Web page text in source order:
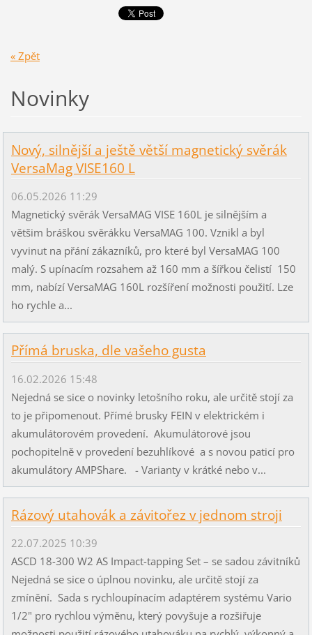
« Zpět
Novinky
Nový, silnější a ještě větší magnetický svěrák
VersaMag VISE160 L
06.05.2026 11:29
Magnetický svěrák VersaMAG VISE 160L je silnějším a
většim bráškou svěrákku VersaMAG 100. Vznikl a byl
vyvinut na přání zákazníků, pro které byl VersaMAG 100
malý. S upínacím rozsahem až 160 mm a šířkou čelistí 150
mm, nabízí VersaMAG 160L rozšíření možnosti použití. Lze
ho rychle a...
Přímá bruska, dle vašeho gusta
16.02.2026 15:48
Nejedná se sice o novinky letošního roku, ale určitě stojí za
to je připomenout. Přímé brusky FEIN v elektrickém i
akumulátorovém provedení. Akumulátorové jsou
pochopitelně v provedení bezuhlíkové a s novou paticí pro
akumulátory AMPShare. - Varianty v krátké nebo v...
Rázový utahovák a závitořez v jednom stroji
22.07.2025 10:39
ASCD 18-300 W2 AS Impact-tapping Set – se sadou závitníků
Nejedná se sice o úplnou novinku, ale určitě stojí za
zmínění. Sada s rychloupínacím adaptérem systému Vario
1/2" pro rychlou výměnu, který povyšuje a rozšiřuje